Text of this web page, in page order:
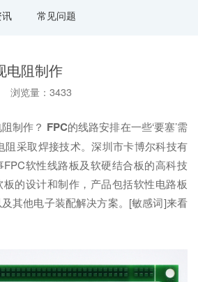
常见问题
电阻制作
浏览量：3433
制作？ FPC的线路安排在一些‘要塞’需
阻采取焊接技术。深圳市卡博尔科技有
软性线路板及软硬结合板的高科技
的设计和制作，产品包括软性电路板
其他电子装配解决方案。[敏感词]来看